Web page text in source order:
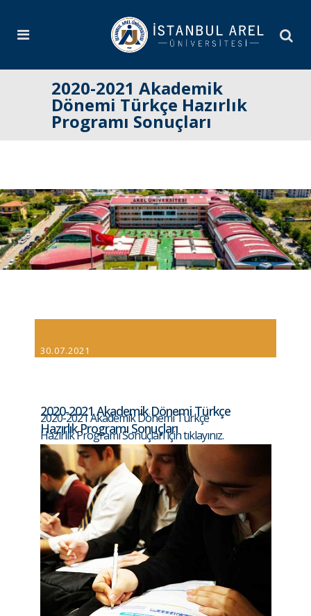
2020-2021 Akademik
Dönemi Türkçe Hazırlık
Programı Sonuçları
30.07.2021
2020-2021 Akademik Dönemi Türkçe
Hazırlık Programı Sonuçları
2020-2021 Akademik Dönemi Türkçe
Hazırlık Programı Sonuçları için tıklayınız.